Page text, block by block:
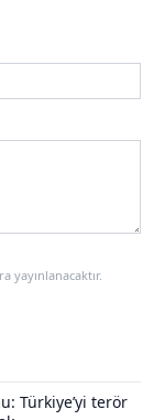
yayınlanacaktır.
Türkiye’yi terör